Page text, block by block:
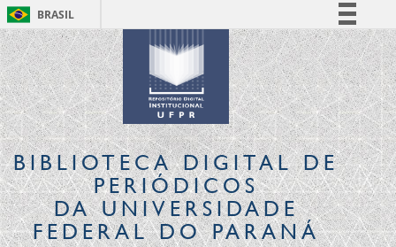
BRASIL
Simplifique!
Comunica BR
Participe
Acesso à informação
Legislação
Canais
BIBLIOTECA DIGITALDE
PERIÓDICOS
DA UNIVERSIDADE
FEDERAL DO PARANÁ